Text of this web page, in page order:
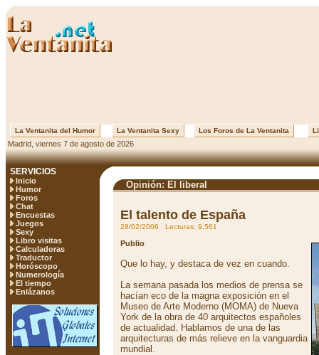
La Ventanita del Humor La Ventanita Sexy Los Foros de La Ventanita
Madrid, viernes 7 de agosto de 2026
SERVICIOS
Inicio
Humor
Foros
Chat
Encuestas
Juegos
Sexy
Libro visitas
Calculadoras
Traductor
Horóscopo
Numerología
El tiempo
Enlázanos
Opinión: El liberal
El talento de España
28/02/2006 Lecturas: 9.561
Publio
Que lo hay, y destaca de vez en cuando.
La semana pasada los medios de prensa se
hacían eco de la magna exposición en el
Museo de Arte Moderno (MOMA) de Nueva
York de la obra de 40 arquitectos españoles
de actualidad. Hablamos de una de las
arquitecturas de más relieve en la vanguardia
mundial.